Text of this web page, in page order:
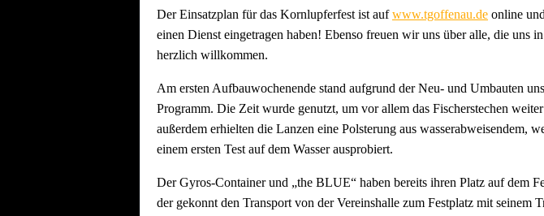
Der Einsatzplan für das Kornlupferfest ist aufwww.tgoffenau.de online
einen Dienst eingetragen haben! Ebenso freuen wir uns über alle, die uns
herzlich willkommen.
Am ersten Aufbauwochenende stand aufgrund der Neu- und Umbauten
Programm. Die Zeit wurde genutzt, um vor allem das Fischerstechen
außerdem erhielten die Lanzen eine Polsterung aus wasserabweisendem,
einem ersten Test auf dem Wasser ausprobiert.
Der Gyros-Container und „the BLUE“ haben bereits ihren Platz auf dem
der gekonnt den Transport von der Vereinshalle zum Festplatz mit seinem